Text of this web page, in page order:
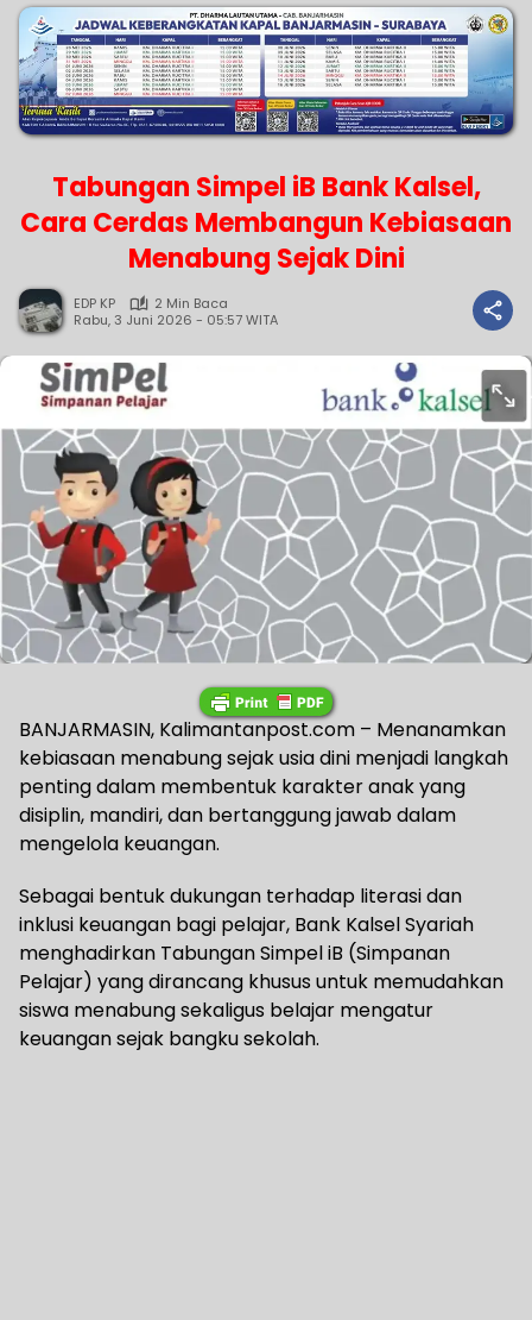
Tabungan Simpel iB Bank Kalsel,
Cara Cerdas Membangun Kebiasaan
Menabung Sejak Dini
EDP KP
2 Min Baca
Rabu, 3 Juni 2026 - 05:57 WITA
BANJARMASIN, Kalimantanpost.com – Menanamkan
kebiasaan menabung sejak usia dini menjadi langkah
penting dalam membentuk karakter anak yang
disiplin, mandiri, dan bertanggung jawab dalam
mengelola keuangan.
Sebagai bentuk dukungan terhadap literasi dan
inklusi keuangan bagi pelajar, Bank Kalsel Syariah
menghadirkan Tabungan Simpel iB (Simpanan
Pelajar) yang dirancang khusus untuk memudahkan
siswa menabung sekaligus belajar mengatur
keuangan sejak bangku sekolah.